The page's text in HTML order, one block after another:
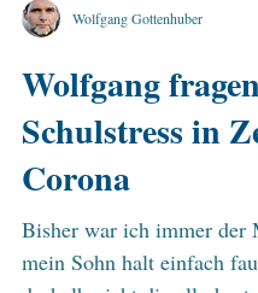
Wolfgang
Schulstress in
Corona
Bisher war ich immer der